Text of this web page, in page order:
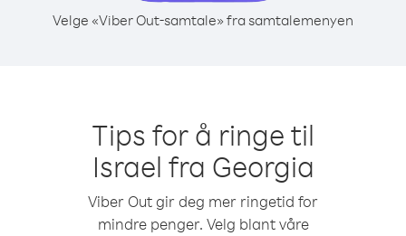
Velge «Viber Out-samtale» fra samtalemenyen
Tips for å ringe til
Israel fra Georgia
Viber Out gir deg mer ringetid for
mindre penger. Velg blant våre